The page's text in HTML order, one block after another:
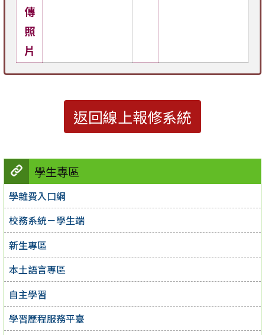
學生專區
學雜費入口網
校務系統－學生端
新生專區
本土語言專區
自主學習
學習歷程服務平臺
傳
照
片
返回線上報修系統